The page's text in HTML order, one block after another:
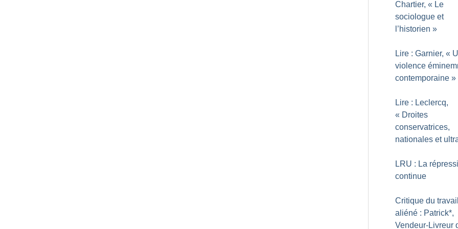
Chartier, « Le
sociologue et
l’historien »
Lire : Garnier, «
violence
contemporaine »
Lire : Leclercq,
« Droites
conservatrices,
nationales et
LRU : La
continue
Critique du travail
aliéné : Patrick*,
Vendeur-Livreur